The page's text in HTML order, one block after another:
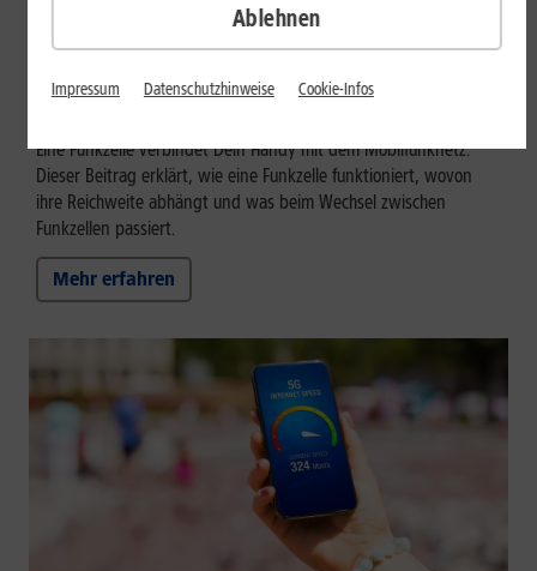
Wie funktioniert eine Funkzelle im
Mobilfunk?
Eine Funkzelle verbindet Dein Handy mit dem Mobilfunknetz.
Dieser Beitrag erklärt, wie eine Funkzelle funktioniert, wovon
ihre Reichweite abhängt und was beim Wechsel zwischen
Funkzellen passiert.
Mehr erfahren
Ablehnen
Impressum Datenschutzhinweise Cookie-Infos